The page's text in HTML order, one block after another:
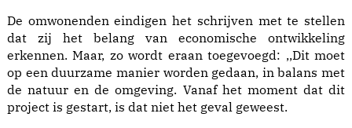
De omwonenden eindigen het schrijven met te stellen
dat zij het belang van economische ontwikkeling
erkennen. Maar, zo wordt eraan toegevoegd: ,,Dit moet
op een duurzame manier worden gedaan, in balans met
de natuur en de omgeving. Vanaf het moment dat dit
project is gestart, is dat niet het geval geweest.